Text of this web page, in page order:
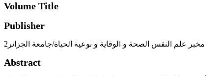
Volume Title
Publisher
مخبر علم النفس الصحة و الوقاية و نوعية الحياة/جامعة الجزائر2
Abstract